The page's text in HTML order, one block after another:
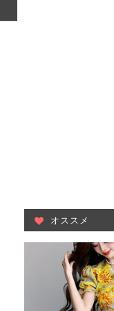
オススメ